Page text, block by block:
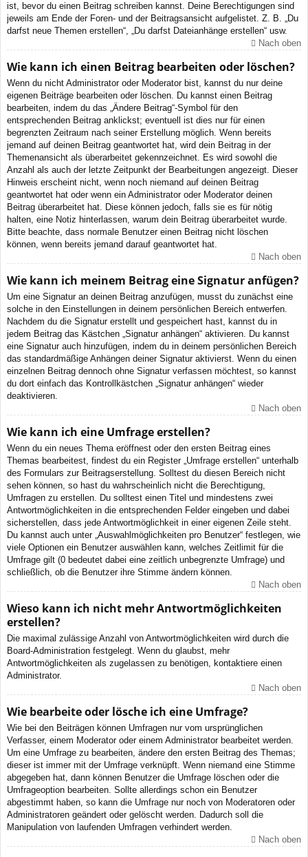
ist, bevor du einen Beitrag schreiben kannst. Deine Berechtigungen sind
jeweils am Ende der Foren- und der Beitragsansicht aufgelistet. Z. B. „Du
darfst neue Themen erstellen“, „Du darfst Dateianhänge erstellen“ usw.
Nach oben
Wie kann ich einen Beitrag bearbeiten oder löschen?
Wenn du nicht Administrator oder Moderator bist, kannst du nur deine
eigenen Beiträge bearbeiten oder löschen. Du kannst einen Beitrag
bearbeiten, indem du das „Ändere Beitrag“-Symbol für den
entsprechenden Beitrag anklickst; eventuell ist dies nur für einen
begrenzten Zeitraum nach seiner Erstellung möglich. Wenn bereits
jemand auf deinen Beitrag geantwortet hat, wird dein Beitrag in der
Themenansicht als überarbeitet gekennzeichnet. Es wird sowohl die
Anzahl als auch der letzte Zeitpunkt der Bearbeitungen angezeigt. Dieser
Hinweis erscheint nicht, wenn noch niemand auf deinen Beitrag
geantwortet hat oder wenn ein Administrator oder Moderator deinen
Beitrag überarbeitet hat. Diese können jedoch, falls sie es für nötig
halten, eine Notiz hinterlassen, warum dein Beitrag überarbeitet wurde.
Bitte beachte, dass normale Benutzer einen Beitrag nicht löschen
können, wenn bereits jemand darauf geantwortet hat.
Nach oben
Wie kann ich meinem Beitrag eine Signatur anfügen?
Um eine Signatur an deinen Beitrag anzufügen, musst du zunächst eine
solche in den Einstellungen in deinem persönlichen Bereich entwerfen.
Nachdem du die Signatur erstellt und gespeichert hast, kannst du in
jedem Beitrag das Kästchen „Signatur anhängen“ aktivieren. Du kannst
eine Signatur auch hinzufügen, indem du in deinem persönlichen Bereich
das standardmäßige Anhängen deiner Signatur aktivierst. Wenn du einen
einzelnen Beitrag dennoch ohne Signatur verfassen möchtest, so kannst
du dort einfach das Kontrollkästchen „Signatur anhängen“ wieder
deaktivieren.
Nach oben
Wie kann ich eine Umfrage erstellen?
Wenn du ein neues Thema eröffnest oder den ersten Beitrag eines
Themas bearbeitest, findest du ein Register „Umfrage erstellen“ unterhalb
des Formulars zur Beitragserstellung. Solltest du diesen Bereich nicht
sehen können, so hast du wahrscheinlich nicht die Berechtigung,
Umfragen zu erstellen. Du solltest einen Titel und mindestens zwei
Antwortmöglichkeiten in die entsprechenden Felder eingeben und dabei
sicherstellen, dass jede Antwortmöglichkeit in einer eigenen Zeile steht.
Du kannst auch unter „Auswahlmöglichkeiten pro Benutzer“ festlegen, wie
viele Optionen ein Benutzer auswählen kann, welches Zeitlimit für die
Umfrage gilt (0 bedeutet dabei eine zeitlich unbegrenzte Umfrage) und
schließlich, ob die Benutzer ihre Stimme ändern können.
Nach oben
Wieso kann ich nicht mehr Antwortmöglichkeiten
erstellen?
Die maximal zulässige Anzahl von Antwortmöglichkeiten wird durch die
Board-Administration festgelegt. Wenn du glaubst, mehr
Antwortmöglichkeiten als zugelassen zu benötigen, kontaktiere einen
Administrator.
Nach oben
Wie bearbeite oder lösche ich eine Umfrage?
Wie bei den Beiträgen können Umfragen nur vom ursprünglichen
Verfasser, einem Moderator oder einem Administrator bearbeitet werden.
Um eine Umfrage zu bearbeiten, ändere den ersten Beitrag des Themas;
dieser ist immer mit der Umfrage verknüpft. Wenn niemand eine Stimme
abgegeben hat, dann können Benutzer die Umfrage löschen oder die
Umfrageoption bearbeiten. Sollte allerdings schon ein Benutzer
abgestimmt haben, so kann die Umfrage nur noch von Moderatoren oder
Administratoren geändert oder gelöscht werden. Dadurch soll die
Manipulation von laufenden Umfragen verhindert werden.
Nach oben